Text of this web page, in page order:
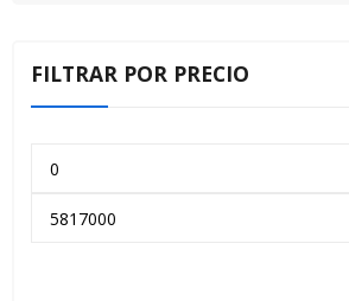
FILTRAR POR PRECIO